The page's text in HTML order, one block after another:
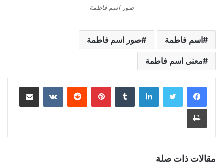
صور اسم فاطمة
اسم فاطمة صور اسم فاطمة
معنى اسم فاطمة
لينكدإن بينتيريست مشاركة عبر البريد
طباعة
مقالات ذات صلة